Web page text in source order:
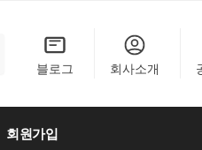
블로그
회사소개
회원가입